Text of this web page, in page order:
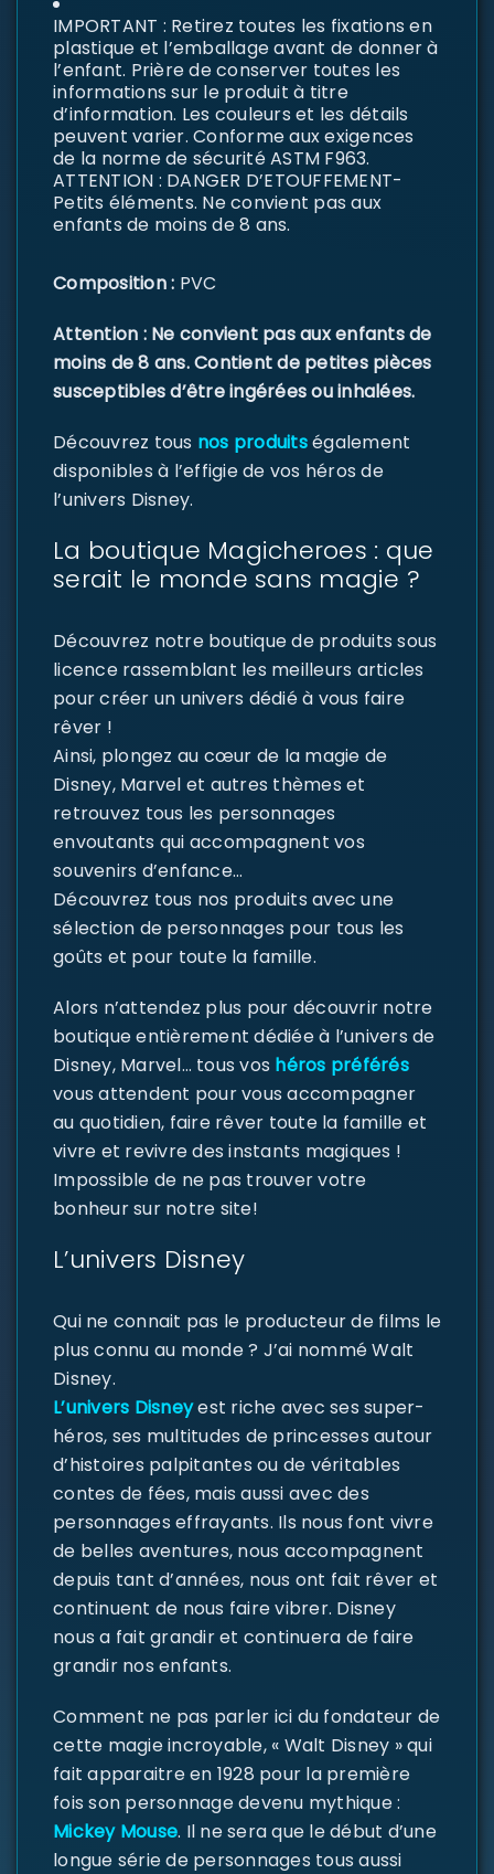
CONNECTER
ou e-mail*
IMPORTANT : Retirez toutes les fixations en
plastique et l’emballage avant de donner à
l’enfant. Prière de conserver toutes les
informations sur le produit à titre
d’information. Les couleurs et les détails
peuvent varier. Conforme aux exigences
de la norme de sécurité ASTM F963.
ATTENTION : DANGER D’ETOUFFEMENT-
Petits éléments. Ne convient pas aux
enfants de moins de 8 ans.
Composition : PVC
Attention : Ne convient pas aux enfants de
moins de 8 ans. Contient de petites pièces
susceptibles d’être ingérées ou inhalées.
Découvrez tous nos produitségalement
disponibles à l’effigie de vos héros de
l’univers Disney.
La boutique Magicheroes : que
serait le monde sans magie ?
Découvrez notre boutique de produits sous
licence rassemblant les meilleurs articles
pour créer un univers dédié à vous faire
rêver !
Ainsi, plongez au cœur de la magie de
Disney, Marvel et autres thèmes et
retrouvez tous les personnages
envoutants qui accompagnent vos
souvenirs d’enfance…
Découvrez tous nos produits avec une
sélection de personnages pour tous les
goûts et pour toute la famille.
Alors n’attendez plus pour découvrir notre
boutique entièrement dédiée à l’univers de
Disney, Marvel… tous vos héros préférés
vous attendent pour vous accompagner
au quotidien, faire rêver toute la famille et
vivre et revivre des instants magiques !
Impossible de ne pas trouver votre
bonheur sur notre site!
L’univers Disney
Qui ne connait pas le producteur de films le
plus connu au monde ? J’ai nommé Walt
Disney.
L’univers Disneyest riche avec ses super-
héros, ses multitudes de princesses autour
d’histoires palpitantes ou de véritables
contes de fées, mais aussi avec des
personnages effrayants. Ils nous font vivre
de belles aventures, nous accompagnent
depuis tant d’années, nous ont fait rêver et
continuent de nous faire vibrer. Disney
nous a fait grandir et continuera de faire
grandir nos enfants.
Comment ne pas parler ici du fondateur de
cette magie incroyable, « Walt Disney » qui
fait apparaitre en 1928 pour la première
fois son personnage devenu mythique :
Mickey Mouse. Il ne sera que le début d’une
longue série de personnages tous aussi